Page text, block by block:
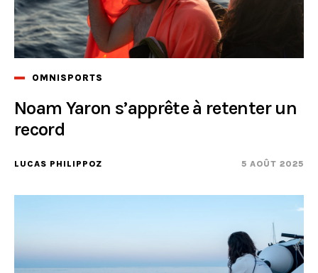
OMNISPORTS
Noam Yaron s’apprête à retenter un
record
LUCAS PHILIPPOZ 5 AOÛT 2025